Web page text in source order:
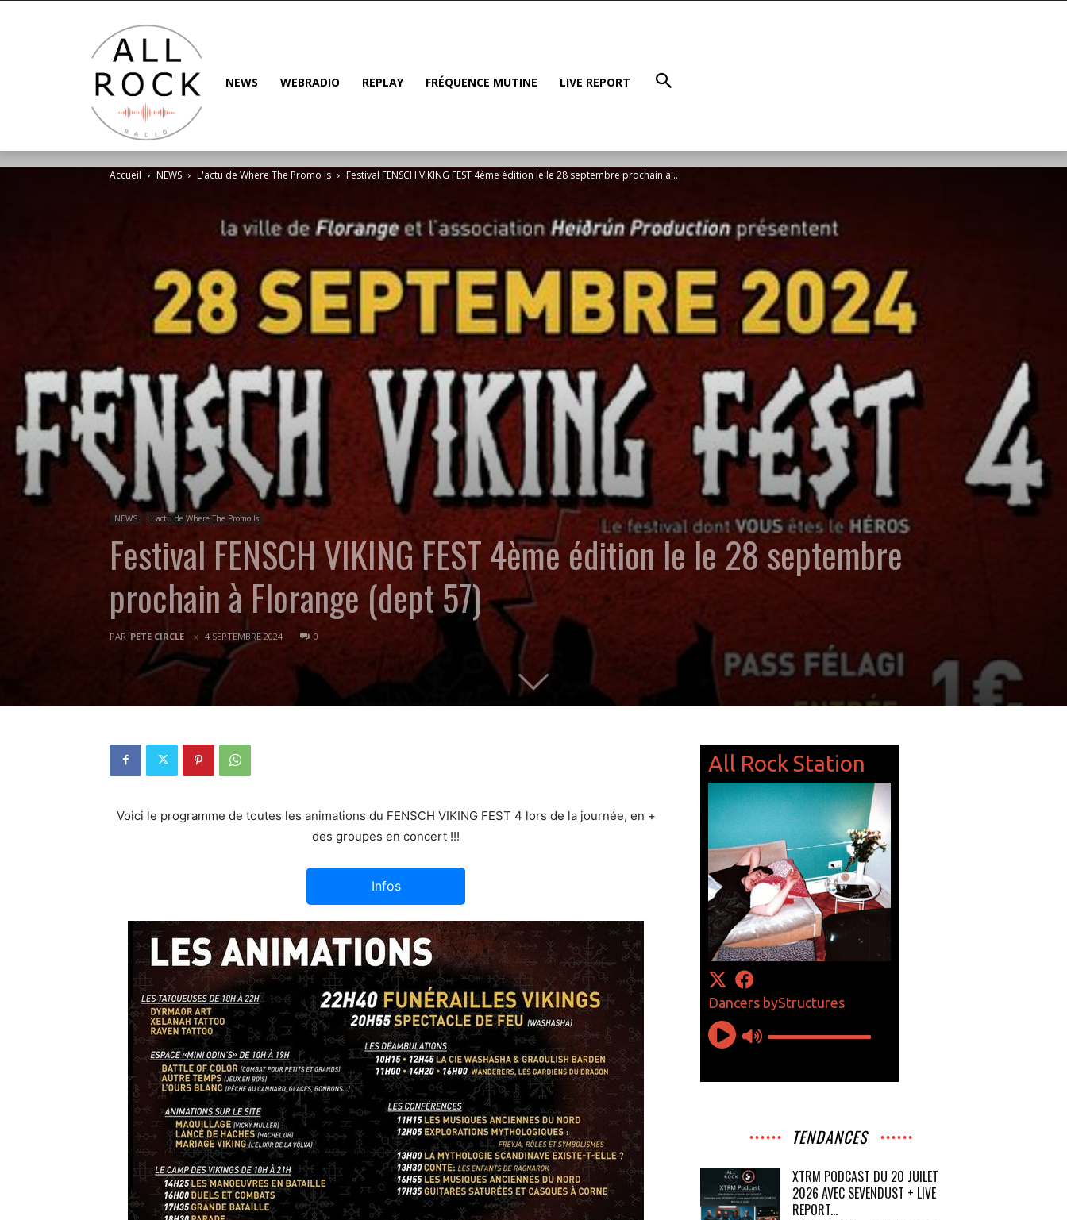
NEWS WEBRADIO REPLAY FRÉQUENCE MUTINE LIVE REPORT
Accueil NEWS L'actu de Where The Promo Is Festival FENSCH VIKING FEST 4ème édition le le 28 septembre prochain à...
NEWS L'actu de Where The Promo Is
Festival FENSCH VIKING FEST 4ème édition le le 28 septembre
prochain à Florange (dept 57)
PAR PETE CIRCLE 4 SEPTEMBRE 2024 0
Voici le programme de toutes les animations du FENSCH VIKING FEST 4 lors de la journée, en +
des groupes en concert !!!
Infos
TENDANCES
XTRM PODCAST DU 20 JUILET
2026 AVEC SEVENDUST + LIVE
REPORT...